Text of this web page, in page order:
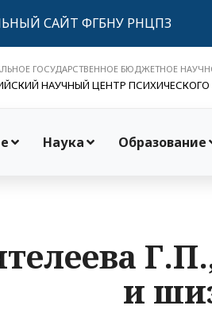
САЙТ ФГБНУ РНЦПЗ
ГОСУДАРСТВЕННОЕ БЮДЖЕТНОЕ
НАУЧНЫЙ ЦЕНТР
Наука Образование
и